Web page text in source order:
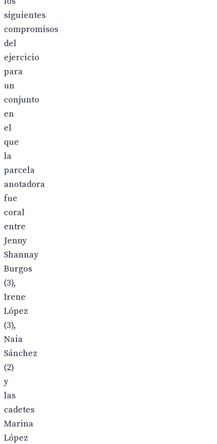
siguientes
compromisos
del
ejercicio
para
un
conjunto
en
el
que
la
parcela
anotadora
fue
coral
entre
Jenny
Shannay
Burgos
(3),
Irene
López
(3),
Naia
Sánchez
(2)
y
las
cadetes
Marina
López